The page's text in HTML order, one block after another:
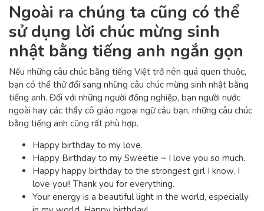
Ngoài ra chúng ta cũng có thể
sử dụng lời chúc mừng sinh
nhật bằng tiếng anh ngắn gọn
Nếu những câu chúc bằng tiếng Việt trở nên quá quen thuộc,
bạn có thể thử đổi sang những câu chúc mừng sinh nhật bằng
tiếng anh. Đối với những người đồng nghiệp, bạn người nước
ngoài hay các thầy cô giáo ngoại ngữ cảu bạn, những câu chúc
bằng tiếng anh cũng rất phù hợp.
Happy birthday to my love.
Happy Birthday to my Sweetie ~ I love you so much.
Happy happy birthday to the strongest girl I know. I
love you!! Thank you for everything.
Your energy is a beautiful light in the world, especially